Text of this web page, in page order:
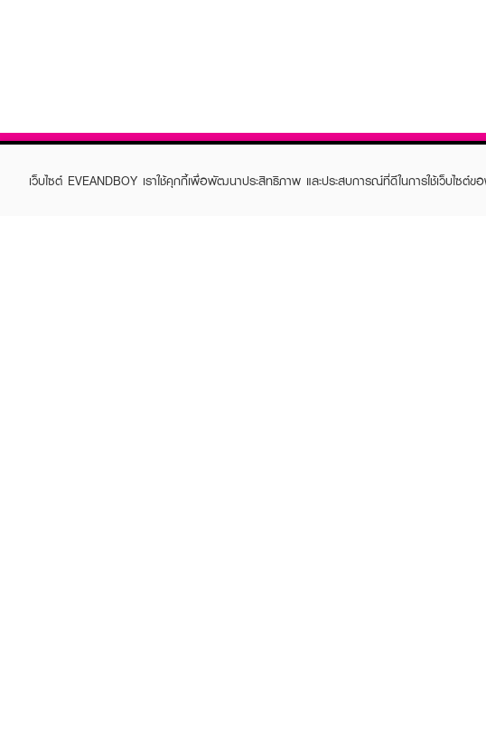
เว็บไซต์ EVEANDBOY เราใช้คุกกี้เพื่อพัฒนาประสิทธิภาพ และประสบการณ์ที่ดีในการใช้เว็บไซ